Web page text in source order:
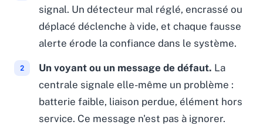
signal. Un détecteur mal réglé, encrassé ou
déplacé déclenche à vide, et chaque fausse
alerte érode la confiance dans le système.
Un voyant ou un message de défaut. La
centrale signale elle-même un problème :
batterie faible, liaison perdue, élément hors
service. Ce message n'est pas à ignorer.